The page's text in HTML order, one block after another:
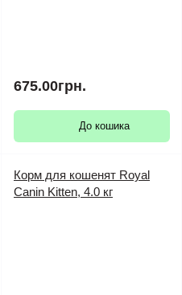
675.00грн.
До кошика
Корм для кошенят Royal
Canin Kitten, 4.0 кг